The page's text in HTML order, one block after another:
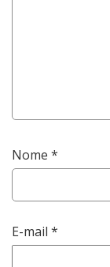
Nome *
E-mail *